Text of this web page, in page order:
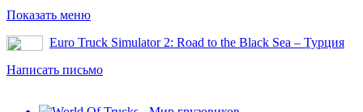
Показать меню
Euro Truck Simulator 2: Road to the Black Sea – Турция
Написать письмо